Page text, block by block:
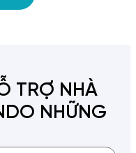
TRỢ NHÀ
NHỮNG